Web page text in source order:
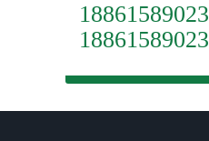
18861589023
18861589023